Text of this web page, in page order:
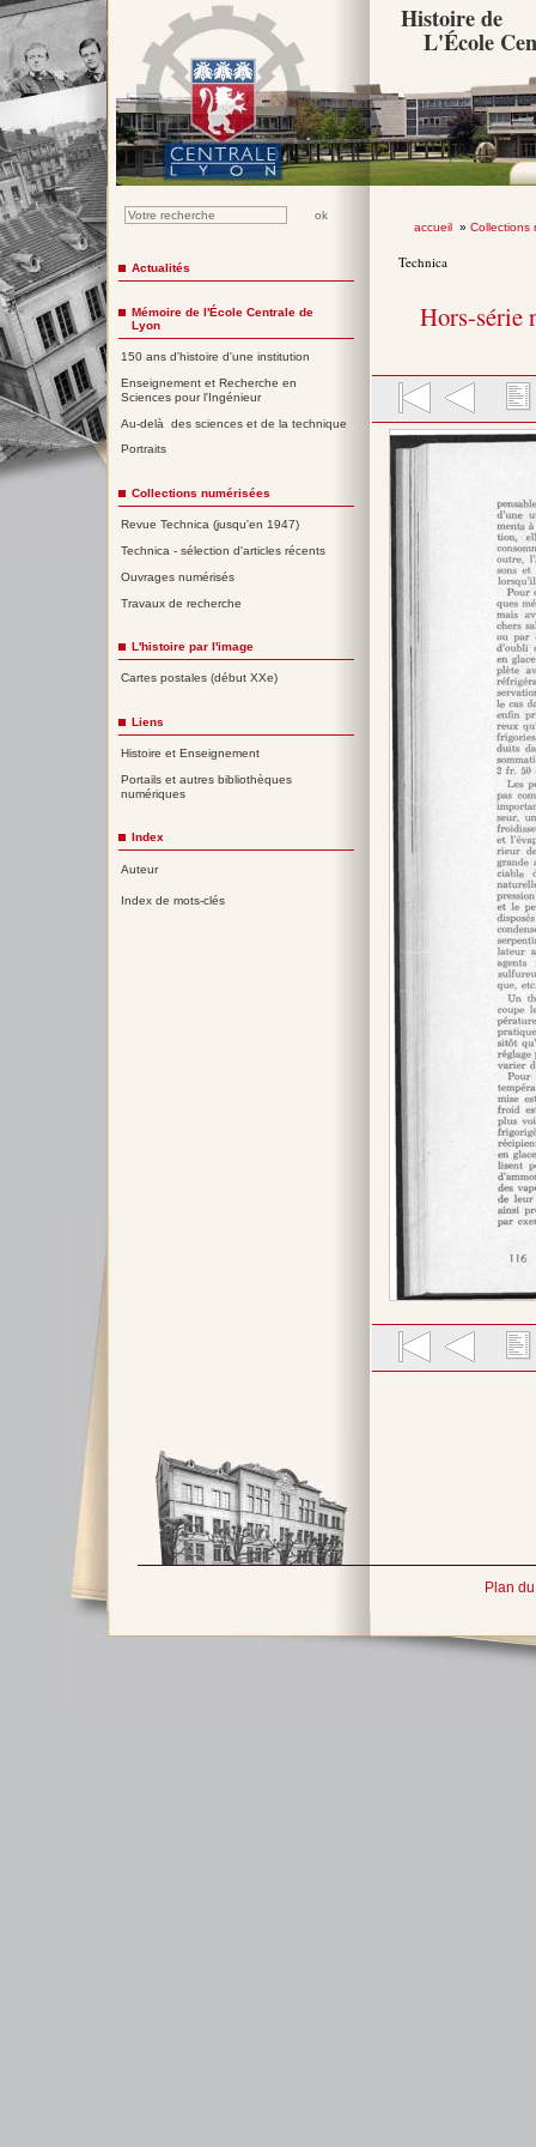
Histoire de
L'École
accueil» Collections
Technica
Hors-série
Actualités
Mémoire de l'École Centrale de
Lyon
150 ans d'histoire d'une institution
Enseignement et Recherche en
Sciences pour l'Ingénieur
Au-delà des sciences et de la technique
Portraits
Collections numérisées
Revue Technica (jusqu'en 1947)
Technica - sélection d'articles récents
Ouvrages numérisés
Travaux de recherche
L'histoire par l'image
Cartes postales (début XXe)
Liens
Histoire et Enseignement
Portails et autres bibliothèques
numériques
Index
Auteur
Index de mots-clés
Plan